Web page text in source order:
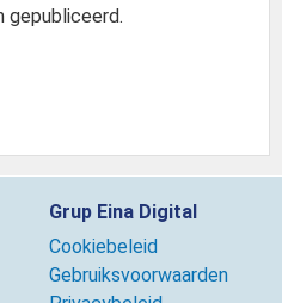
gepubliceerd.
Grup Eina Digital
Cookiebeleid
Gebruiksvoorwaarden